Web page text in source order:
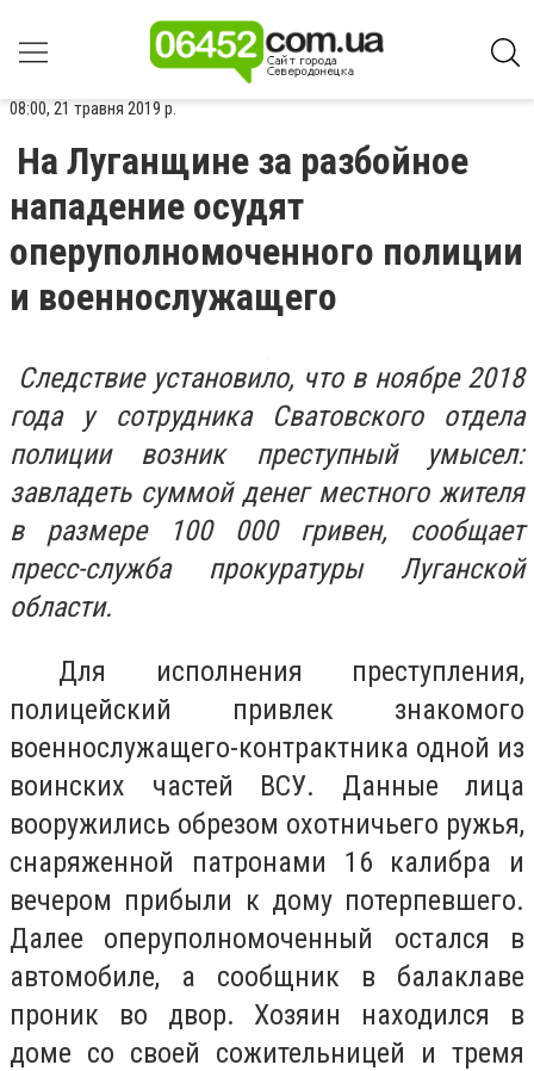
08:00, 21 травня 2019 р.
На Луганщине за разбойное
нападение осудят
оперуполномоченного полиции
и военнослужащего
Следствие установило, что в ноябре 2018
года у сотрудника Сватовского отдела
полиции возник преступный умысел:
завладеть суммой денег местного жителя
в размере 100 000 гривен, сообщает
пресс-служба прокуратуры Луганской
области.
Для исполнения преступления,
полицейский привлек знакомого
военнослужащего-контрактника одной из
воинских частей ВСУ. Данные лица
вооружились обрезом охотничьего ружья,
снаряженной патронами 16 калибра и
вечером прибыли к дому потерпевшего.
Далее оперуполномоченный остался в
автомобиле, а сообщник в балаклаве
проник во двор. Хозяин находился в
доме со своей сожительницей и тремя